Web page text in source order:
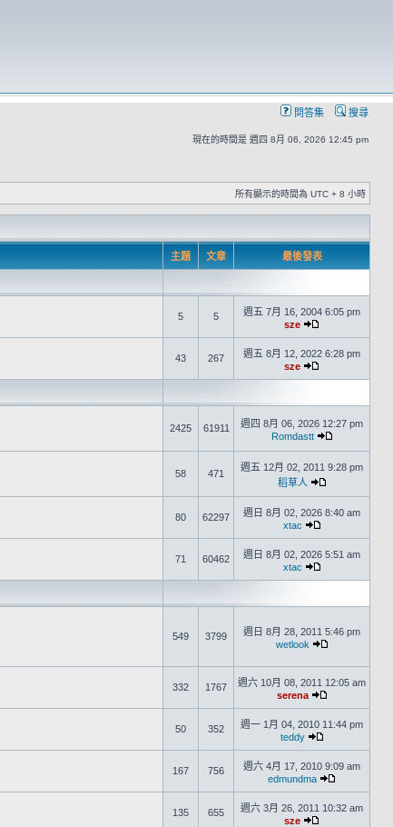
問答集 搜尋
現在的時間是 週四 8月 06, 2026 12:45 pm
所有顯示的時間為 UTC + 8 小時
主題 文章 最後發表
5 5
週五 7月 16, 2004 6:05 pm
sze
43 267
週五 8月 12, 2022 6:28 pm
sze
2425 61911
週四 8月 06, 2026 12:27 pm
Romdastt
58 471
週五 12月 02, 2011 9:28 pm
稻草人
80 62297
週日 8月 02, 2026 8:40 am
xtac
71 60462
週日 8月 02, 2026 5:51 am
xtac
549 3799
週日 8月 28, 2011 5:46 pm
wetlook
332 1767
週六 10月 08, 2011 12:05 am
serena
50 352
週一 1月 04, 2010 11:44 pm
teddy
167 756
週六 4月 17, 2010 9:09 am
edmundma
135 655
週六 3月 26, 2011 10:32 am
sze